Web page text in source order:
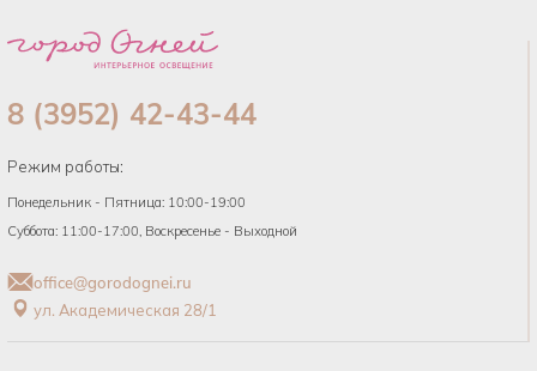
8 (3952) 42-43-44
Режим работы:
Понедельник - Пятница: 10:00-19:00
Суббота: 11:00-17:00, Воскресенье - Выходной
office@gorodognei.ru
ул. Академическая 28/1